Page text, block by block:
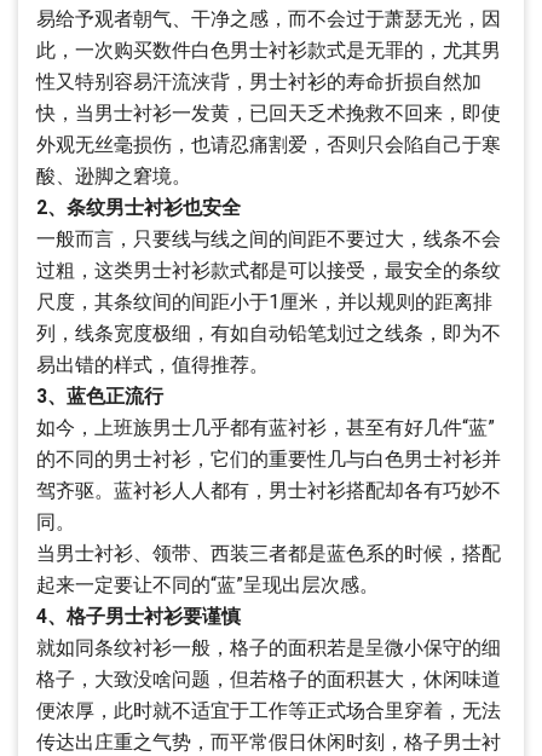
易给予观者朝气、干净之感，而不会过于萧瑟无光，因
此，一次购买数件白色男士衬衫款式是无罪的，尤其男
性又特别容易汗流浃背，男士衬衫的寿命折损自然加
快，当男士衬衫一发黄，已回天乏术挽救不回来，即使
外观无丝毫损伤，也请忍痛割爱，否则只会陷自己于寒
酸、逊脚之窘境。
2、条纹男士衬衫也安全
一般而言，只要线与线之间的间距不要过大，线条不会
过粗，这类男士衬衫款式都是可以接受，最安全的条纹
尺度，其条纹间的间距小于1厘米，并以规则的距离排
列，线条宽度极细，有如自动铅笔划过之线条，即为不
易出错的样式，值得推荐。
3、蓝色正流行
如今，上班族男士几乎都有蓝衬衫，甚至有好几件“蓝”
的不同的男士衬衫，它们的重要性几与白色男士衬衫并
驾齐驱。蓝衬衫人人都有，男士衬衫搭配却各有巧妙不
同。
当男士衬衫、领带、西装三者都是蓝色系的时候，搭配
起来一定要让不同的“蓝”呈现出层次感。
4、格子男士衬衫要谨慎
就如同条纹衬衫一般，格子的面积若是呈微小保守的细
格子，大致没啥问题，但若格子的面积甚大，休闲味道
便浓厚，此时就不适宜于工作等正式场合里穿着，无法
传达出庄重之气势，而平常假日休闲时刻，格子男士衬